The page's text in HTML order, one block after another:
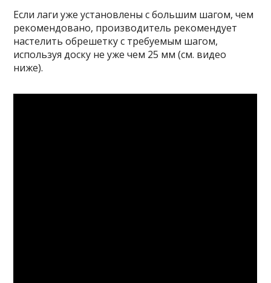
Если лаги уже установлены с большим шагом, чем
рекомендовано, производитель рекомендует
настелить обрешетку с требуемым шагом,
используя доску не уже чем 25 мм (см. видео
ниже).